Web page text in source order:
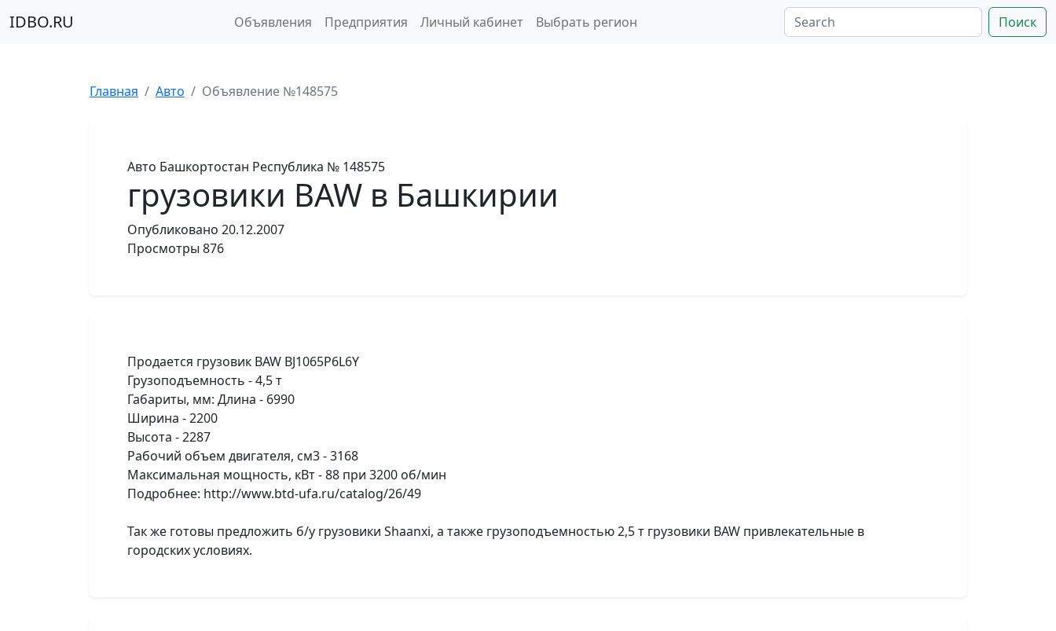
IDBO.RU Объявления Предприятия Личный кабинет Выбрать регион Поиск
Главная Авто Объявление №148575
Авто Башкортостан Республика № 148575
грузовики BAW в Башкирии
Опубликовано 20.12.2007
Просмотры 876
Продается грузовик BAW BJ1065P6L6Y
Грузоподъемность - 4,5 т
Габариты, мм: Длина - 6990
Ширина - 2200
Высота - 2287
Рабочий объем двигателя, см3 - 3168
Максимальная мощность, кВт - 88 при 3200 об/мин
Подробнее: http://www.btd-ufa.ru/catalog/26/49
Так же готовы предложить б/у грузовики Shaanxi, а также грузоподъемностью 2,5 т грузовики BAW привлекательные в
городских условиях.